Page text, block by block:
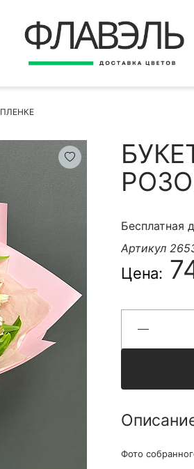
Бесплатная
Артикул
Цена:
Фото
ВЕРНУТЬСЯ
Быстрая покупка
КОНТАКТНЫЕ ДАННЫЕ
БЫСТРАЯ ПОКУПКА
Я принимаю Политику конфиденциальности и
Правила использования сайта ФЛАВЭЛЬ.
продаем ваши данные и храним их в